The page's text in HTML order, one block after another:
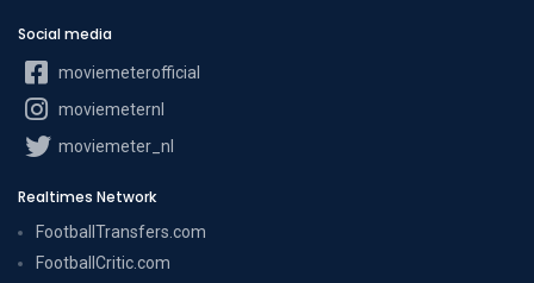
Social media
moviemeterofficial
moviemeternl
moviemeter_nl
Realtimes Network
FootballTransfers.com
FootballCritic.com